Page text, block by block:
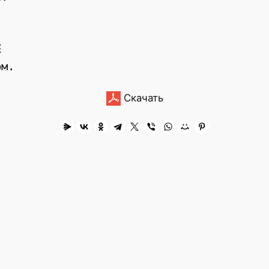
Скачать